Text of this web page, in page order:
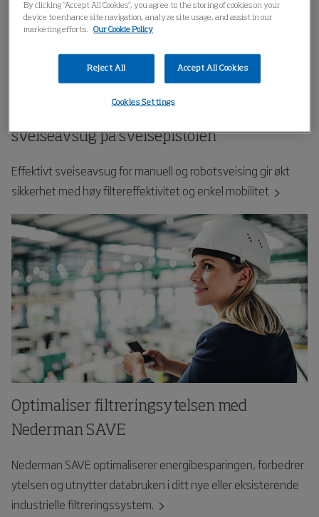
sveiseavsug på sveisepistolen
Effektivt sveiseavsug for manuell og robotsveising gir økt
sikkerhet med høy filtereffektivitet og enkel mobilitet
Optimaliser filtreringsytelsen med
Nederman SAVE
Nederman SAVE optimaliserer energibesparingen, forbedrer
ytelsen og utnytter databruken i ditt nye eller eksisterende
industrielle filtreringssystem.
By clicking “Accept All Cookies”, you agree to the storing of cookies on your
device to enhance site navigation, analyze site usage, and assist in our
marketing efforts.
Our Cookie Policy
Reject All Accept All Cookies
Cookies Settings